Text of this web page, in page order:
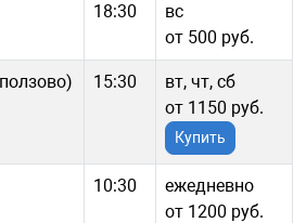
18:30
вс
от 500 руб.
15:30
вт, чт, сб
от 1150 руб.
Купить
10:30
ежедневно
от 1200 руб.